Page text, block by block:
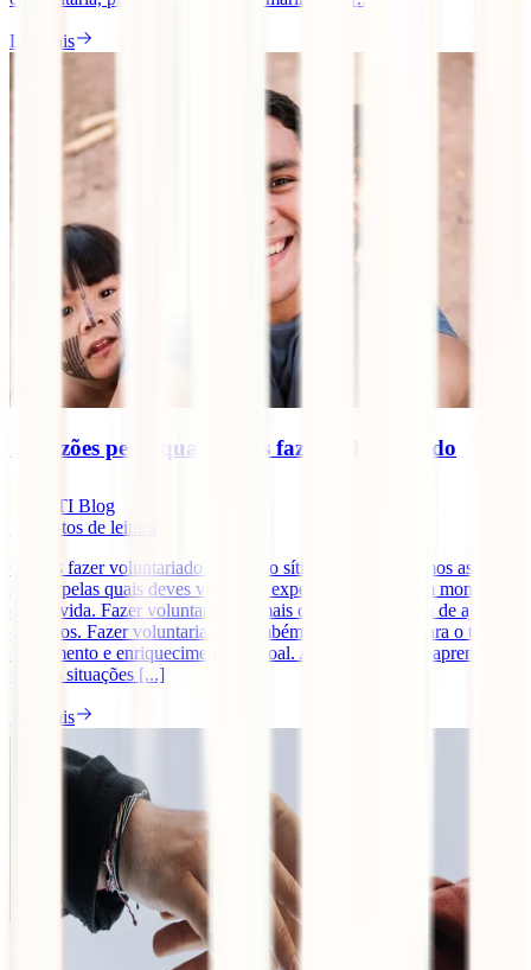
Ler mais
10 razões pelas quais deves fazer voluntariado
IATI Blog
minutos de leitura
Queres fazer voluntariado? Estás no sítio certo. Preparámos as 10
razões pelas quais deves viver esta experiência em algum momento
da tua vida. Fazer voluntariado é mais do que uma forma de ajudar
os outros. Fazer voluntariado é também um contributo para o teu
crescimento e enriquecimento pessoal. Ajudar os outros, aprender
com as situações [...]
Ler mais